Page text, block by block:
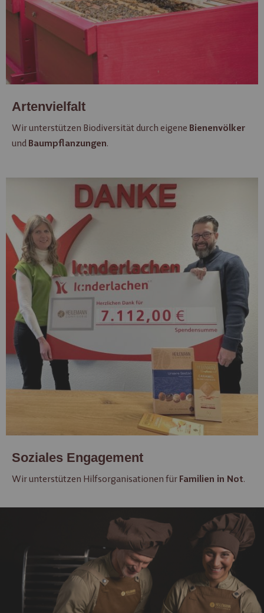
Artenvielfalt
Wir unterstützen Biodiversität durch eigene Bienenvölker
und Baumpflanzungen.
Soziales Engagement
Wir unterstützen Hilfsorganisationen für Familien in Not.